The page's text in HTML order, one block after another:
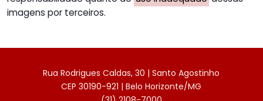
imagens por terceiros.
Rua Rodrigues Caldas, 30 | Santo Agostinho
CEP 30190-921 | Belo Horizonte/MG